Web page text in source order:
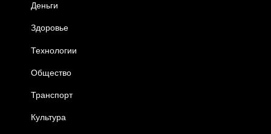
Деньги
Здоровье
Технологии
Общество
Транспорт
Культура